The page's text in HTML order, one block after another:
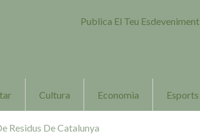
Publica El Teu Esdeveniment
Cultura Economia Esports
Residus De Catalunya